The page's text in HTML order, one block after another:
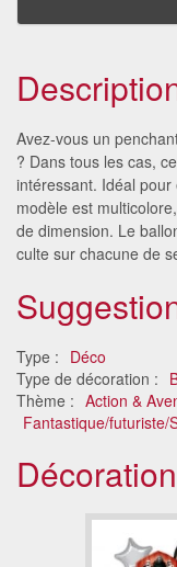
Avez-vous un
? Dans tous les cas,
intéressant. Idéal
modèle est
de dimension. Le
culte sur chacune de
Type : Déco
Type de décoration :
Thème : Action &
Fantastique/futuriste/